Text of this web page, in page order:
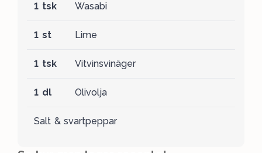
1 tsk Wasabi
1 st Lime
1 tsk Vitvinsvinäger
1 dl Olivolja
Salt & svartpeppar